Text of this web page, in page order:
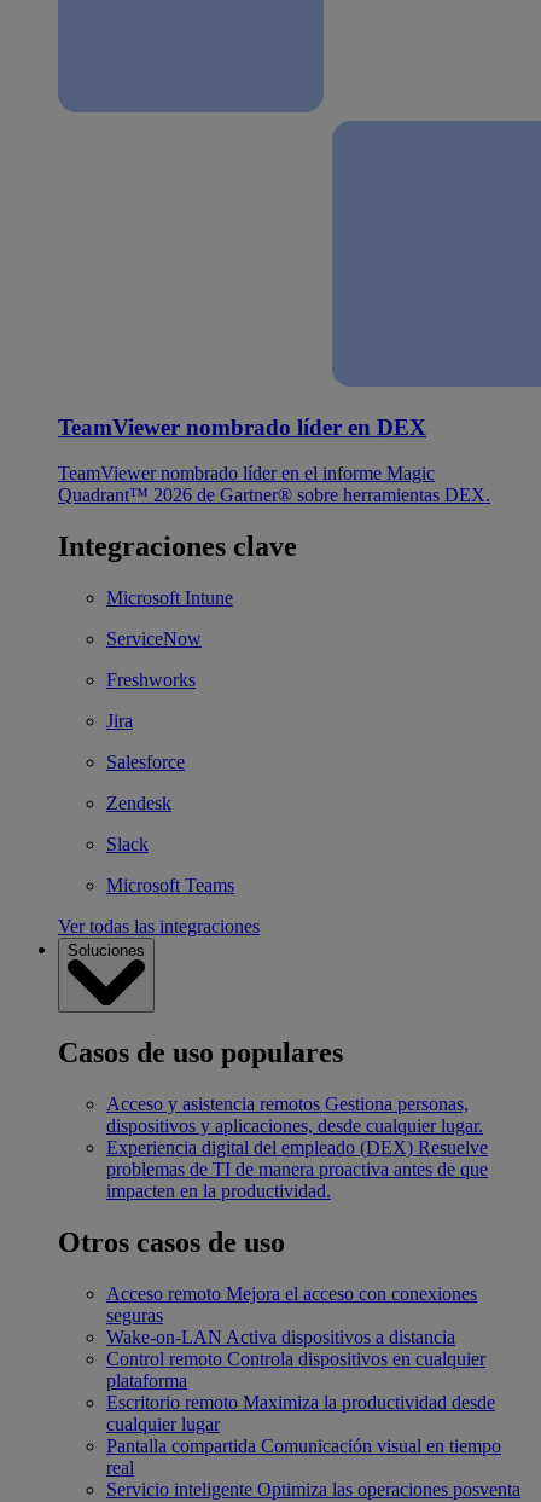
TeamViewer nombrado líder en DEX
TeamViewer nombrado líder en el informe Magic
Quadrant™ 2026 de Gartner® sobre herramientas DEX.
Integraciones clave
Microsoft Intune
ServiceNow
Freshworks
Jira
Salesforce
Zendesk
Slack
Microsoft Teams
Ver todas las integraciones
Soluciones
Casos de uso populares
Acceso y asistencia remotos Gestiona personas,
dispositivos y aplicaciones, desde cualquier lugar.
Experiencia digital del empleado (DEX) Resuelve
problemas de TI de manera proactiva antes de que
impacten en la productividad.
Otros casos de uso
Acceso remoto Mejora el acceso con conexiones
seguras
Wake-on-LAN Activa dispositivos a distancia
Control remoto Controla dispositivos en cualquier
plataforma
Escritorio remoto Maximiza la productividad desde
cualquier lugar
Pantalla compartida Comunicación visual en tiempo
real
Servicio inteligente Optimiza las operaciones posventa